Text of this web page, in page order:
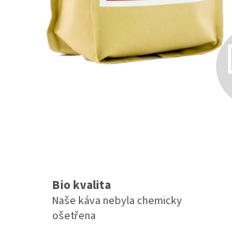
Bio kvalita
Naše káva nebyla chemicky
ošetřena